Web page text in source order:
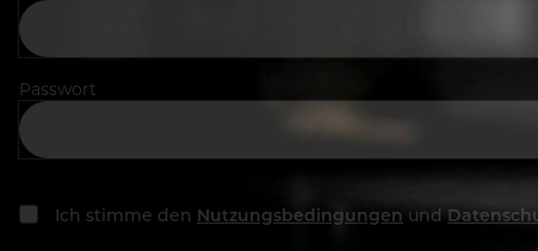
Passwort
Ich stimme den Nutzungsbedingungen und